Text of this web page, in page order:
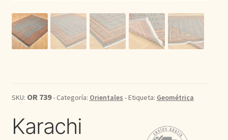
Kilim
Redondas
Seda
Pasillo
SKU: OR 739- Categoría: Orientales - Etiqueta: Geométrica
Karachi